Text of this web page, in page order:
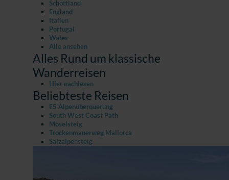
Schottland
England
Italien
Portugal
Wales
Alle ansehen
Alles Rund um klassische
Wanderreisen
Hier nachlesen
Beliebteste Reisen
E5 Alpenüberquerung
South West Coast Path
Moselsteig
Trockenmauerweg Mallorca
Salzalpensteig